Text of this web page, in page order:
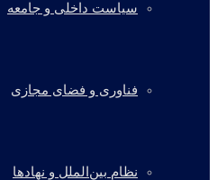
سیاست داخلی و جامعه
فناوری و فضای مجازی
نظام بین‌الملل و نهادها